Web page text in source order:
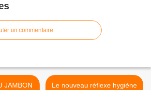
un commentaire
Le nouveau réflexe hygiène